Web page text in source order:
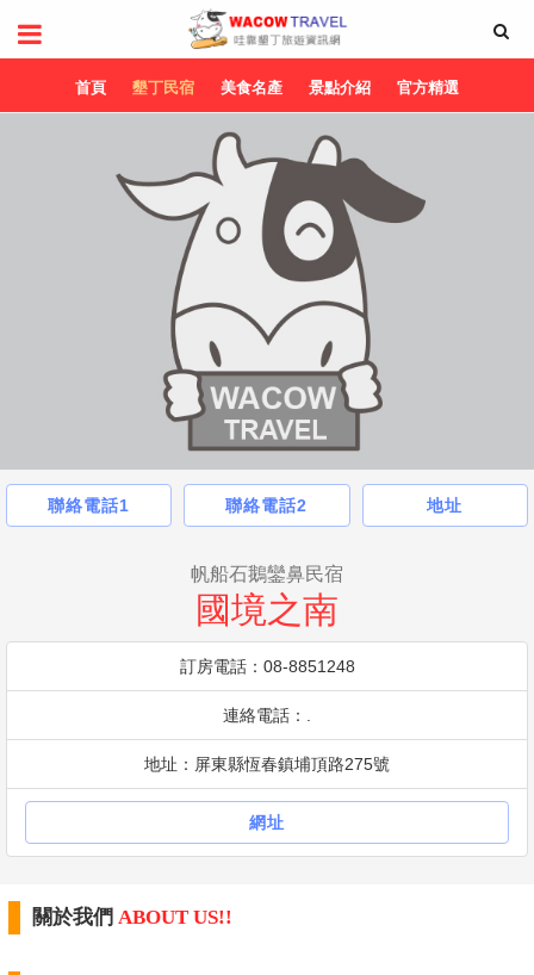
首頁 墾丁民宿 美食名產 景點介紹 官方精選
聯絡電話1 聯絡電話2 地址
帆船石鵝鑾鼻民宿
國境之南
訂房電話：08-8851248
連絡電話：.
地址：屏東縣恆春鎮埔頂路275號
網址
關於我們 ABOUT US!!